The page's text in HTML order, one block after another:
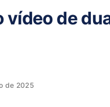
vídeo de
de 2025